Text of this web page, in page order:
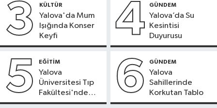
3 KÜLTÜR
Yalova'da Mum
Işığında Konser
Keyfi
4 GÜNDEM
Yalova’da Su
Kesintisi
Duyurusu
5 EĞİTİM
Yalova
Üniversitesi Tıp
Fakültesi'nde
Yeni Dönem
6 GÜNDEM
Yalova
Sahillerinde
Korkutan Tablo